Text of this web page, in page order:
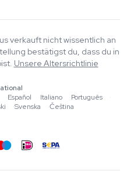
verkauft nicht wissentlich an
bestätigst du, dass du in
Unsere Altersrichtlinie
·Español ·Italiano ·Português
·
·Svenska ·Čeština